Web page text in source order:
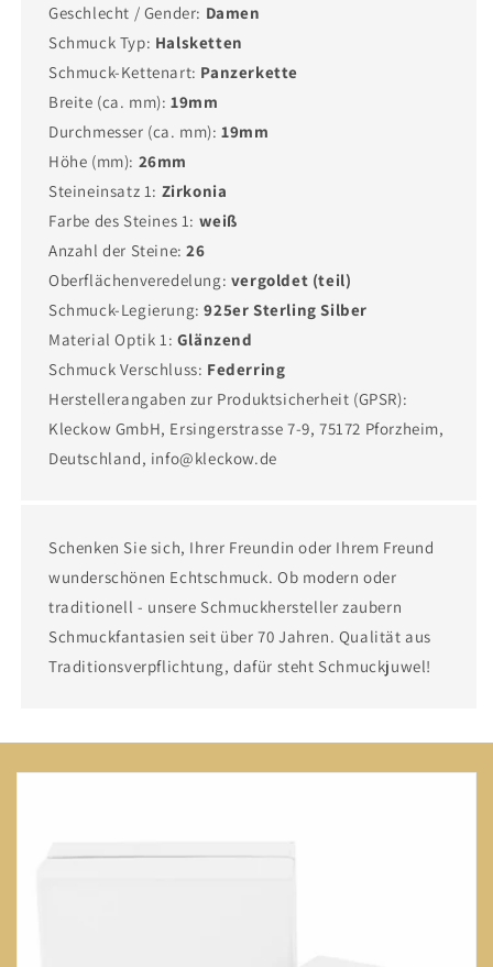
Geschlecht / Gender: Damen
Schmuck Typ: Halsketten
Schmuck-Kettenart: Panzerkette
Breite (ca. mm):19mm
Durchmesser (ca. mm):19mm
Höhe (mm): 26mm
Steineinsatz 1: Zirkonia
Farbe des Steines 1: weiß
Anzahl der Steine:26
Oberflächenveredelung: vergoldet (teil)
Schmuck-Legierung:925er Sterling Silber
Material Optik 1: Glänzend
Schmuck Verschluss: Federring
Herstellerangaben zur Produktsicherheit (GPSR):
Kleckow GmbH, Ersingerstrasse 7-9, 75172 Pforzheim,
Deutschland, info@kleckow.de
Schenken Sie sich, Ihrer Freundin oder Ihrem Freund
wunderschönen Echtschmuck. Ob modern oder
traditionell - unsere Schmuckhersteller zaubern
Schmuckfantasien seit über 70 Jahren. Qualität aus
Traditionsverpflichtung, dafür steht Schmuckjuwel!